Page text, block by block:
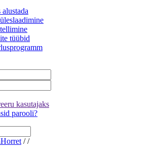
tüübid
kasutajaks
parooli?
/ /